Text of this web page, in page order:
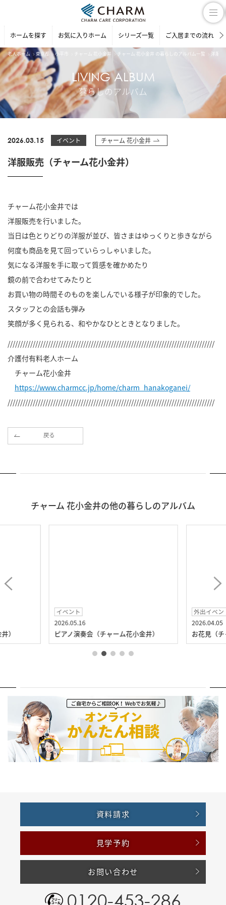
ホームを探す お気に入りホーム シリーズ一覧 ご入居までの流れ
老人ホーム 東京都 小平市 チャーム 花小金井 チャーム 花小金井 の暮らしのアルバム一覧 洋服
LIVING ALBUM
暮らしのアルバム
2026.03.15 イベント チャーム 花小金井
洋服販売（チャーム花小金井）
チャーム花小金井では
洋服販売を行いました。
当日は色とりどりの洋服が並び、皆さまはゆっくりと歩きながら
何度も商品を見て回っていらっしゃいました。
気になる洋服を手に取って質感を確かめたり
鏡の前で合わせてみたりと
お買い物の時間そのものを楽しんでいる様子が印象的でした。
スタッフとの会話も弾み
笑顔が多く見られる、和やかなひとときとなりました。
//////////////////////////////////////////////////////////////////////////////////
介護付有料老人ホーム
チャーム花小金井
https://www.charmcc.jp/home/charm_hanakoganei/
//////////////////////////////////////////////////////////////////////////////////
戻る
チャーム 花小金井の他の暮らしのアルバム
）
イベント
2026.05.16
ピアノ演奏会（チャーム花小金井）
外出イベン
2026.04.05
お花見（
資料請求
見学予約
お問い合わせ
0120-453-286